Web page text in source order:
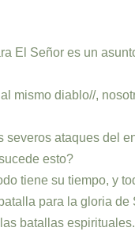
El Señor es un
mismo diablo//,
severos ataques del
esto?
tiene su tiempo, y
para la gloria
batallas